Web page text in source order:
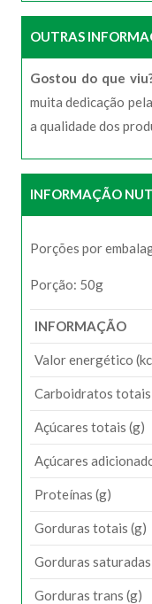
OUTRAS
Gostou do que
muita dedicação
a qualidade dos
INFORMAÇÃO
Porções por
Porção: 50g
INFORMAÇÃO
Valor energético
Carboidratos totais
Açúcares totais (g)
Açúcares
Proteínas (g)
Gorduras totais (g)
Gorduras
Gorduras trans (g)